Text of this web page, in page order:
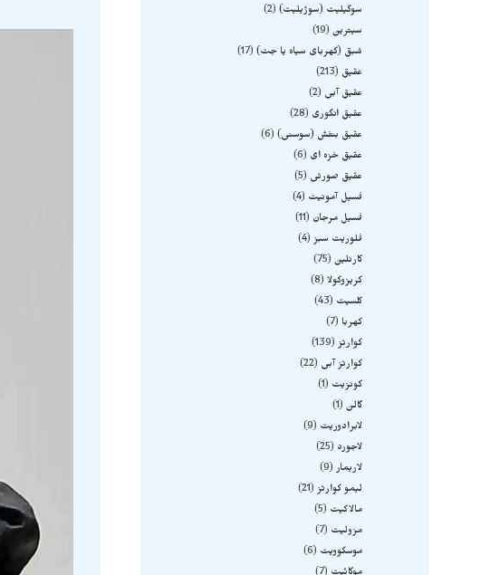
سوگیلیت (سوژیلیت) 2
سیترین 19
شبق (کهربای سیاه یا جت) 17
عقیق
213
عقیق آبی
2
عقیق انگوری
28
عقیق بنفش (سوسنی) 6
عقیق خزه ای
6
عقیق صورتی
5
فسیل آمونیت
4
فسیل مرجان
11
فلوریت سبز 4
کارنلین 75
کریزوکولا 8
کلسیت
43
کهربا
7
کوارتز 139
کوارتز آبی
22
کونزیت
1
گالن 1
لابرادوریت
9
لاجورد
25
لاریمار 9
لیمو کوارتز 21
مالاکیت
5
مزولیت
7
موسکوویت
6